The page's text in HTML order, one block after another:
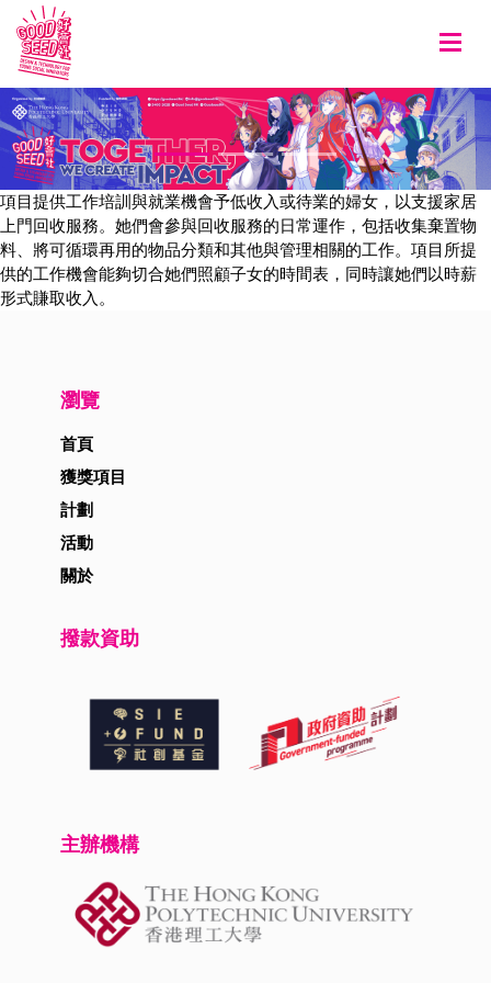
項目提供工作培訓與就業機會予低收入或待業的婦女，以支援家居
上門回收服務。她們會參與回收服務的日常運作，包括收集棄置物
料、將可循環再用的物品分類和其他與管理相關的工作。項目所提
供的工作機會能夠切合她們照顧子女的時間表，同時讓她們以時薪
形式賺取收入。
瀏覽
首頁
獲獎項目
計劃
活動
關於
撥款資助
主辦機構